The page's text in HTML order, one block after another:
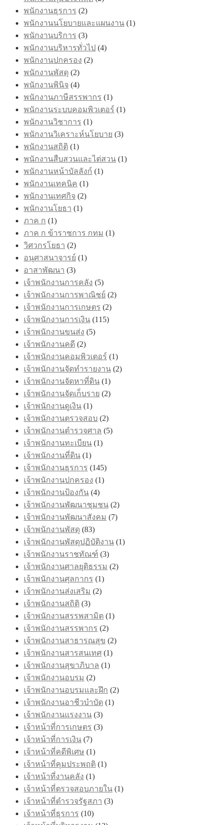
พนักงานธุรการ (2)
พนักงานนโยบายและแผนงาน (1)
พนักงานบริการ (3)
พนักงานบริหารทั่วไป (4)
พนักงานปกครอง (2)
พนักงานพัสดุ (2)
พนักงานพินิจ (4)
พนักงานภาษีสรรพากร (1)
พนักงานระบบคอมพิวเตอร์ (1)
พนักงานวิชาการ (1)
พนักงานวิเคราะห์นโยบาย (3)
พนักงานสถิติ (1)
พนักงานสืบสวนและไต่สวน (1)
พนักงานหน้าบัลลังก์ (1)
พนักงานเทคนิค (1)
พนักงานเทศกิจ (2)
พนักงานโยธา (1)
ภาค ก (1)
ภาค ก ข้าราชการ กทม (1)
วิศวกรโยธา (2)
อนุศาสนาจารย์ (1)
อาสาพัฒนา (3)
เจ้าพนักงานการคลัง (5)
เจ้าพนักงานการพาณิชย์ (2)
เจ้าพนักงานการเกษตร (2)
เจ้าพนักงานการเงิน (115)
เจ้าพนักงานขนส่ง (5)
เจ้าพนักงานคดี (2)
เจ้าพนักงานคอมพิวเตอร์ (1)
เจ้าพนักงานจัดทำรายงาน (2)
เจ้าพนักงานจัดหาที่ดิน (1)
เจ้าพนักงานจัดเก็บราย (2)
เจ้าพนักงานดูเงิน (1)
เจ้าพนักงานตรวจสอบ (2)
เจ้าพนักงานตำรวจศาล (5)
เจ้าพนักงานทะเบียน (1)
เจ้าพนักงานที่ดิน (1)
เจ้าพนักงานธุรการ (145)
เจ้าพนักงานปกครอง (1)
เจ้าพนักงานป้องกัน (4)
เจ้าพนักงานพัฒนาชุมชน (2)
เจ้าพนักงานพัฒนาสังคม (7)
เจ้าพนักงานพัสดุ (83)
เจ้าพนักงานพัสดุปฏิบัติงาน (1)
เจ้าพนักงานราชทัณฑ์ (3)
เจ้าพนักงานศาลยุติธรรม (2)
เจ้าพนักงานศุลกากร (1)
เจ้าพนักงานส่งเสริม (2)
เจ้าพนักงานสถิติ (3)
เจ้าพนักงานสรรพสามิต (1)
เจ้าพนักงานสรรพากร (2)
เจ้าพนักงานสาธารณสุข (2)
เจ้าพนักงานสารสนเทศ (1)
เจ้าพนักงานสุขาภิบาล (1)
เจ้าพนักงานอบรม (2)
เจ้าพนักงานอบรมและฝึก (2)
เจ้าพนักงานอาชีวบำบัด (1)
เจ้าพนักงานแรงงาน (3)
เจ้าหน้าที่การเกษตร (3)
เจ้าหน้าที่การเงิน (7)
เจ้าหน้าที่คดีพิเศษ (1)
เจ้าหน้าที่คุมประพฤติ (1)
เจ้าหน้าที่งานคลัง (1)
เจ้าหน้าที่ตรวจสอบภายใน (1)
เจ้าหน้าที่ตำรวจรัฐสภา (3)
เจ้าหน้าที่ธุรการ (10)